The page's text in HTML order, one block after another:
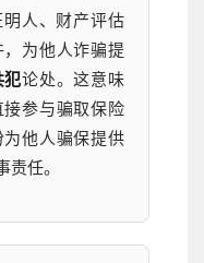
人、财产评估
为他人诈骗提
犯论处。这意味
参与骗取保险
他人骗保提供
任。